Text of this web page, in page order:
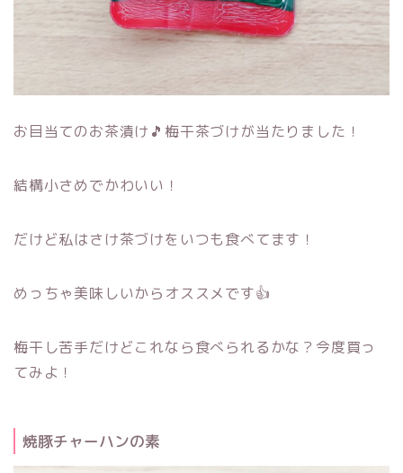
お目当てのお茶漬け🎵梅干茶づけが当たりました！
結構小さめでかわいい！
だけど私はさけ茶づけをいつも食べてます！
めっちゃ美味しいからオススメです👍
梅干し苦手だけどこれなら食べられるかな？今度買っ
てみよ！
焼豚チャーハンの素